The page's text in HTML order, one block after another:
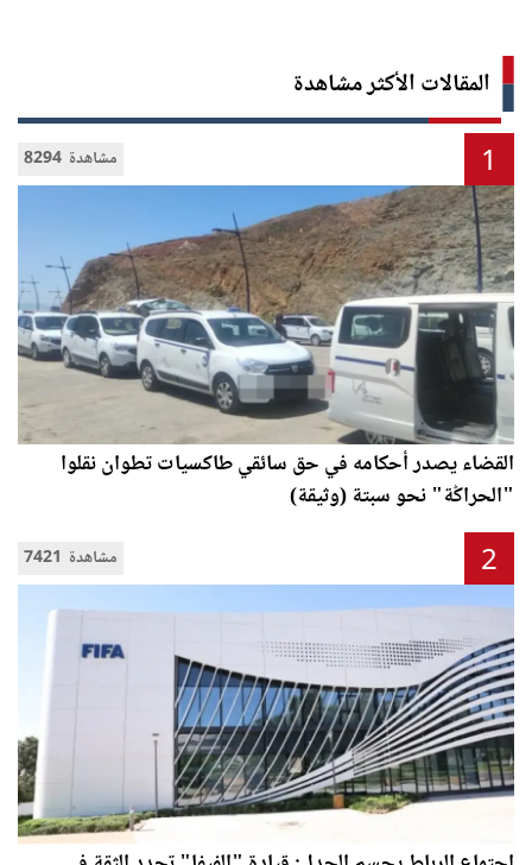
المقالات الأكثر مشاهدة
8294 مشاهدة 1
القضاء يصدر أحكامه في حق سائقي طاكسيات تطوان نقلوا
"الحراݣة" نحو سبتة (وثيقة)
7421 مشاهدة 2